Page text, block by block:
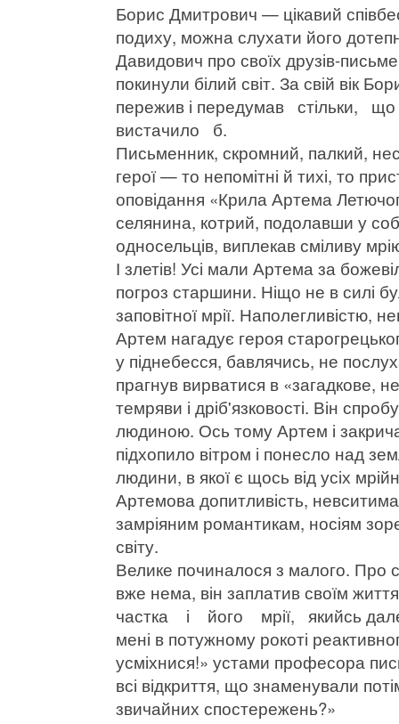
Борис Дмитрович — цікавий
подиху, можна слухати його
Давидович про своїх друзів-
покинули білий світ. За свій вік
пережив і передумав стільки,
вистачило б.
Письменник, скромний, палкий,
герої — то непомітні й тихі, то
оповідання «Крила Артема
селянина, котрий, подолавши у
односельців, виплекав сміливу
І злетів! Усі мали Артема за
погроз старшини. Ніщо не в силі
заповітної мрії. Наполегливістю,
Артем нагадує героя
у піднебесся, бавлячись, не
прагнув вирватися в
темряви і дріб'язковості. Він
людиною. Ось тому Артем і
підхопило вітром і понесло над
людини, в якої є щось від усіх
Артемова допитливість,
замріяним романтикам, носіям
світу.
Велике починалося з малого. Про
вже нема, він заплатив своїм
частка і його мрії, якийсь
мені в потужному рокоті
усміхнися!» устами професора
всі відкриття, що знаменували
звичайних спостережень?»